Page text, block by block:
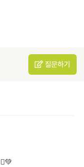
질문하기